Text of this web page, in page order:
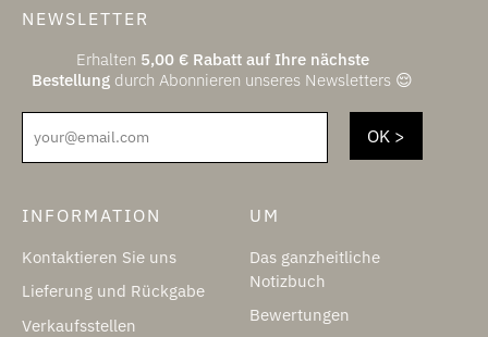
NEWSLETTER
Erhalten 5,00 €Rabatt auf Ihre nächste
Bestellung durch Abonnieren unseres Newsletters 😌
your@email.com
INFORMATION
Kontaktieren Sie uns
Lieferung und Rückgabe
Verkaufsstellen
UM
Das ganzheitliche
Notizbuch
Bewertungen